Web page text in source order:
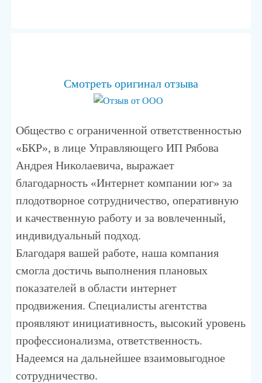
Общество с ограниченной ответственностью
«БКР», в лице Управляющего ИП Рябова
Андрея Николаевича, выражает
благодарность «Интернет компании юг» за
плодотворное сотрудничество, оперативную
и качественную работу и за вовлеченный,
индивидуальный подход.
Благодаря вашей работе, наша компания
смогла достичь выполнения плановых
показателей в области интернет
продвижения. Специалисты агентства
проявляют инициативность, высокий уровень
профессионализма, ответственность.
Надеемся на дальнейшее взаимовыгодное
сотрудничество.
Смотреть оригинал отзыва